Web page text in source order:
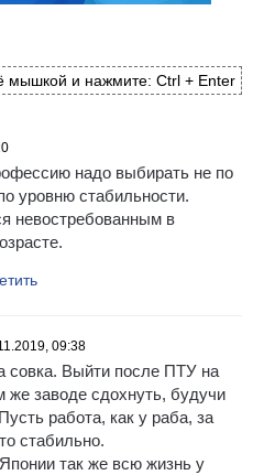
мышкой и нажмите: Ctrl + Enter
надо выбирать не по
уровню стабильности.
невостребованным в
09:38
совка. Выйти после ПТУ на
же заводе сдохнуть, будучи
работа, как у раба, за
стабильно.
Японии так же всю жизнь у